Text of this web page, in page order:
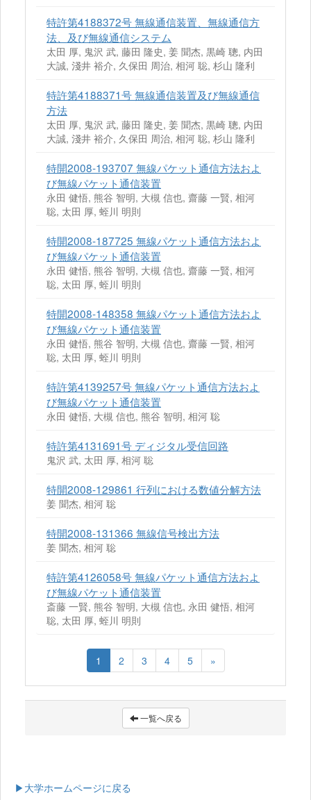
特許第4188372号 無線通信装置、無線通信方
法、及び無線通信システム
太田 厚, 鬼沢 武, 藤田 隆史, 姜 聞杰, 黒崎 聰, 内田
大誠, 淺井 裕介, 久保田 周治, 相河 聡, 杉山 隆利
特許第4188371号 無線通信装置及び無線通信
方法
太田 厚, 鬼沢 武, 藤田 隆史, 姜 聞杰, 黒崎 聰, 内田
大誠, 淺井 裕介, 久保田 周治, 相河 聡, 杉山 隆利
特開2008-193707 無線パケット通信方法およ
び無線パケット通信装置
永田 健悟, 熊谷 智明, 大槻 信也, 齋藤 一賢, 相河
聡, 太田 厚, 蛭川 明則
特開2008-187725 無線パケット通信方法およ
び無線パケット通信装置
永田 健悟, 熊谷 智明, 大槻 信也, 齋藤 一賢, 相河
聡, 太田 厚, 蛭川 明則
特開2008-148358 無線パケット通信方法およ
び無線パケット通信装置
永田 健悟, 熊谷 智明, 大槻 信也, 齋藤 一賢, 相河
聡, 太田 厚, 蛭川 明則
特許第4139257号 無線パケット通信方法およ
び無線パケット通信装置
永田 健悟, 大槻 信也, 熊谷 智明, 相河 聡
特許第4131691号 ディジタル受信回路
鬼沢 武, 太田 厚, 相河 聡
特開2008-129861 行列における数値分解方法
姜 聞杰, 相河 聡
特開2008-131366 無線信号検出方法
姜 聞杰, 相河 聡
特許第4126058号 無線パケット通信方法およ
び無線パケット通信装置
斎藤 一賢, 熊谷 智明, 大槻 信也, 永田 健悟, 相河
聡, 太田 厚, 蛭川 明則
1 2 3 4 5 »
一覧へ戻る
▶大学ホームページに戻る